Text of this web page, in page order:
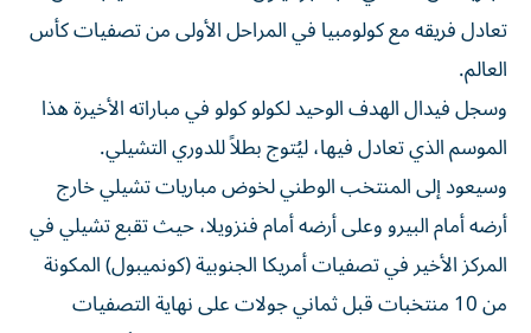
تعادل فريقه مع كولومبيا في المراحل الأولى من تصفيات كأس
العالم.
وسجل فيدال الهدف الوحيد لكولو كولو في مباراته الأخيرة هذا
الموسم الذي تعادل فيها، ليُتوج بطلاً للدوري التشيلي.
وسيعود إلى المنتخب الوطني لخوض مباريات تشيلي خارج
أرضه أمام البيرو وعلى أرضه أمام فنزويلا، حيث تقبع تشيلي في
المركز الأخير في تصفيات أمريكا الجنوبية (كونميبول) المكونة
من 10 منتخبات قبل ثماني جولات على نهاية التصفيات